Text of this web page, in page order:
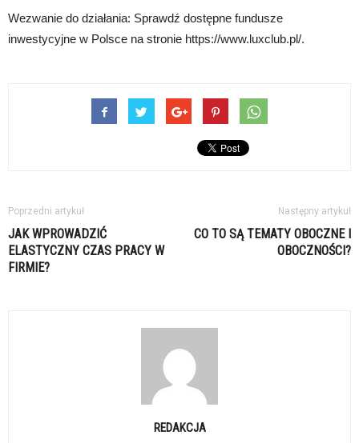
Wezwanie do działania: Sprawdź dostępne fundusze
inwestycyjne w Polsce na stronie https://www.luxclub.pl/.
Poprzedni artykuł
JAK WPROWADZIĆ
ELASTYCZNY CZAS PRACY W
FIRMIE?
Następny artykuł
CO TO SĄ TEMATY OBOCZNE I
OBOCZNOŚCI?
REDAKCJA